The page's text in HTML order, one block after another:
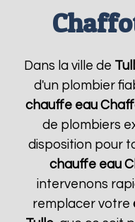
Dans la ville de
d'un plombier
chauffe eau
de plombiers
disposition pour
chauffe eau
intervenons
remplacer votre